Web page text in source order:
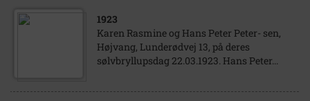
1923
Karen Rasmine og Hans Peter Peter- sen,
Højvang, Lunderødvej 13, på deres
sølvbryllupsdag 22.03.1923. Hans Peter...